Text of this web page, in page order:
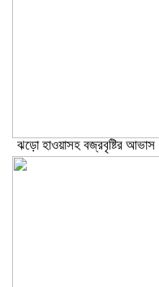
ঝড়ো হাওয়াসহ বজ্রবৃষ্টির আভাস